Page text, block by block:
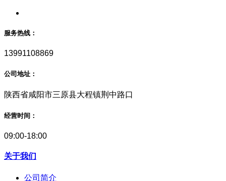
服务热线：
13991108869
公司地址：
陕西省咸阳市三原县大程镇荆中路口
经营时间：
09:00-18:00
关于我们
公司简介